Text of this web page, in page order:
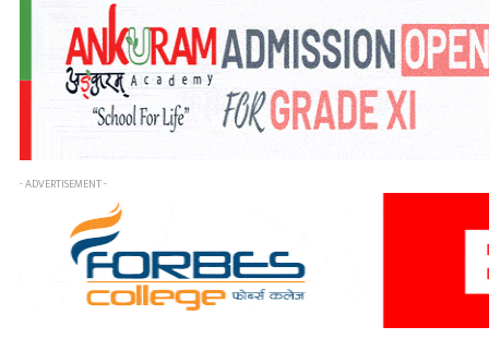
- ADVERTISEMENT -